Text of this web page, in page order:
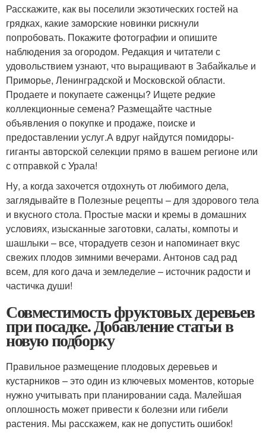
Расскажите, как вы поселили экзотических гостей на
грядках, какие заморские новинки рискнули
попробовать. Покажите фотографии и опишите
наблюдения за огородом. Редакция и читатели с
удовольствием узнают, что выращивают в Забайкалье и
Приморье, Ленинградской и Московской области.
Продаете и покупаете саженцы? Ищете редкие
коллекционные семена? Размещайте частные
объявления о покупке и продаже, поиске и
предоставлении услуг.А вдруг найдутся помидоры-
гиганты авторской селекции прямо в вашем регионе или
с отправкой с Урала!
Ну, а когда захочется отдохнуть от любимого дела,
заглядывайте в Полезные рецепты – для здорового тела
и вкусного стола. Простые маски и кремы в домашних
условиях, изысканные заготовки, салаты, компоты и
шашлыки – все, чторадуетв сезон и напоминает вкус
свежих плодов зимними вечерами. Антонов сад рад
всем, для кого дача и земледелие – источник радости и
частичка души!
Совместимость фруктовых деревьев
при посадке. Добавление статьи в
новую подборку
Правильное размещение плодовых деревьев и
кустарников – это один из ключевых моментов, которые
нужно учитывать при планировании сада. Малейшая
оплошность может привести к болезни или гибели
растения. Мы расскажем, как не допустить ошибок!